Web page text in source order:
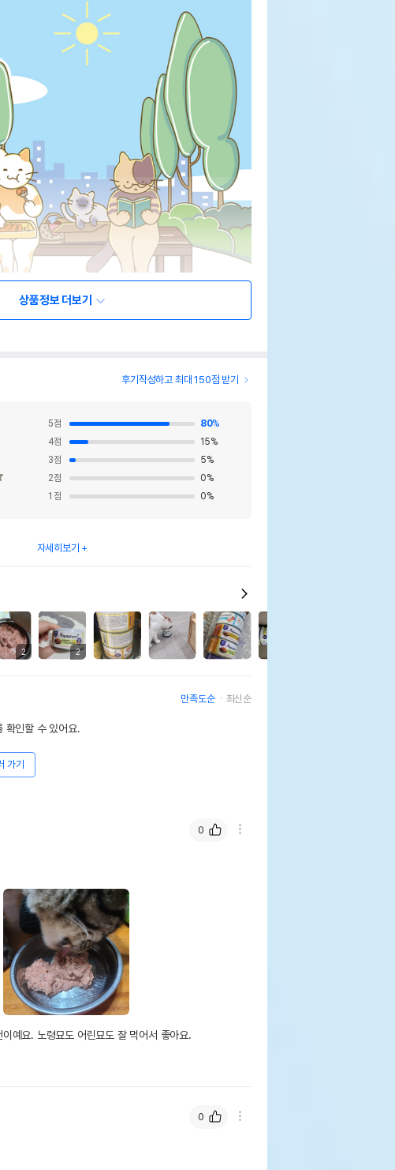
상품정보 더보기
후기작성하고 최대 150점 받기
5점 80%
4점 15%
3점 5%
2점 0%
1 점 0%
자세히보기
2 2
만족도순 최신순
확인할 수 있어요.
가기
예요. 노령묘도 어린묘도 잘 먹어서 좋아요.
0
0